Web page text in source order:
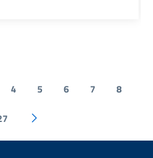
4 5 6 7 8